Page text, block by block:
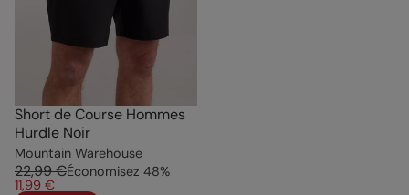
Short de Course Hommes
Hurdle Noir
Mountain Warehouse
22,99 €Économisez 48%
11,99 €